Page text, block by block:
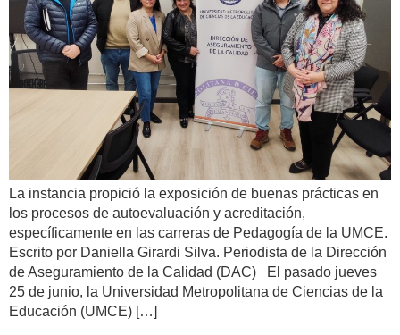
La instancia propició la exposición de buenas prácticas en
los procesos de autoevaluación y acreditación,
específicamente en las carreras de Pedagogía de la UMCE.
Escrito por Daniella Girardi Silva. Periodista de la Dirección
de Aseguramiento de la Calidad (DAC) El pasado jueves
25 de junio, la Universidad Metropolitana de Ciencias de la
Educación (UMCE) […]